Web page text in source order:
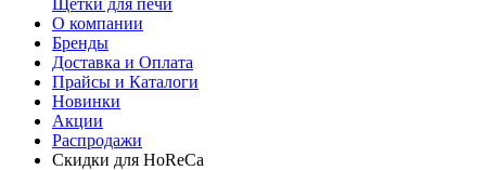
О компании
Бренды
Доставка и Оплата
Прайсы и Каталоги
Новинки
Акции
Распродажи
Скидки для HoReCa